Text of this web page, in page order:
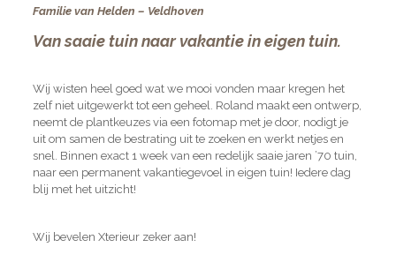
Familie van Helden – Veldhoven
Van saaie tuin naar vakantie in eigen tuin.
Wij wisten heel goed wat we mooi vonden maar kregen het
zelf niet uitgewerkt tot een geheel. Roland maakt een ontwerp,
neemt de plantkeuzes via een fotomap met je door, nodigt je
uit om samen de bestrating uit te zoeken en werkt netjes en
snel. Binnen exact 1 week van een redelijk saaie jaren ’70 tuin,
naar een permanent vakantiegevoel in eigen tuin! Iedere dag
blij met het uitzicht!
Wij bevelen Xterieur zeker aan!